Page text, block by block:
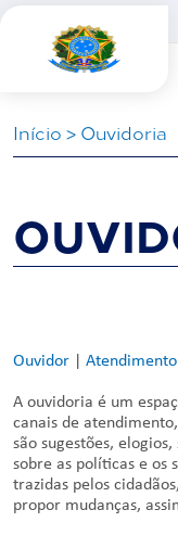
Iní­cio > Ouvidoria
Ouvidor Atendimento
A ouvidoria é um
canais de
são sugestões,
sobre as políticas e os
trazidas pelos
propor mudanças,